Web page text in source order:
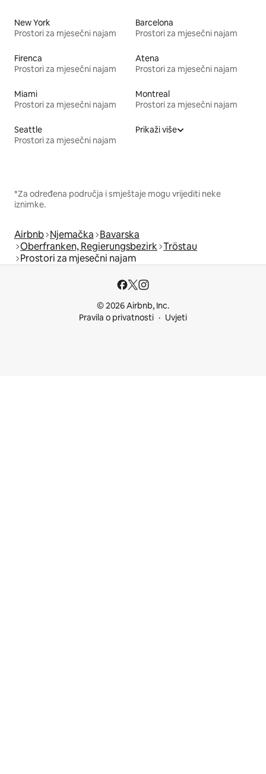
New York
Prostori za mjesečni najam
Barcelona
Prostori za mjesečni najam
Firenca
Prostori za mjesečni najam
Atena
Prostori za mjesečni najam
Miami
Prostori za mjesečni najam
Montreal
Prostori za mjesečni najam
Seattle
Prostori za mjesečni najam
Prikaži više
*Za određena područja i smještaje mogu vrijediti neke
iznimke.
Airbnb Njemačka Bavarska
Oberfranken, Regierungsbezirk Tröstau
Prostori za mjesečni najam
© 2026 Airbnb, Inc.
Pravila o privatnosti
Uvjeti